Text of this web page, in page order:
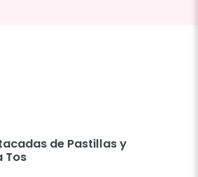
de Pastillas y
Tos